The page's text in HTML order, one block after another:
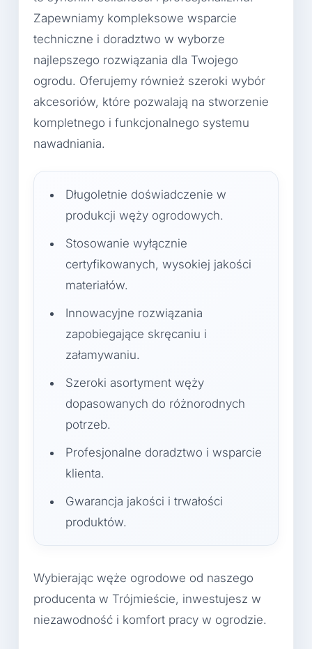
Zapewniamy kompleksowe wsparcie
techniczne i doradztwo w wyborze
najlepszego rozwiązania dla Twojego
ogrodu. Oferujemy również szeroki wybór
akcesoriów, które pozwalają na stworzenie
kompletnego i funkcjonalnego systemu
nawadniania.
Długoletnie doświadczenie w
produkcji węży ogrodowych.
Stosowanie wyłącznie
certyfikowanych, wysokiej jakości
materiałów.
Innowacyjne rozwiązania
zapobiegające skręcaniu i
załamywaniu.
Szeroki asortyment węży
dopasowanych do różnorodnych
potrzeb.
Profesjonalne doradztwo i wsparcie
klienta.
Gwarancja jakości i trwałości
produktów.
Wybierając węże ogrodowe od naszego
producenta w Trójmieście, inwestujesz w
niezawodność i komfort pracy w ogrodzie.